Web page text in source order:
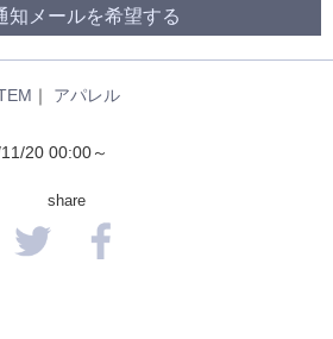
知メールを希望する
｜ アパレル
20 00:00～
share